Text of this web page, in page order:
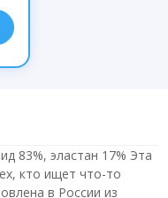
83%, эластан 17% Эта
кто ищет что-то
в России из